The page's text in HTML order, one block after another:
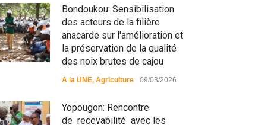
La divagation des
UNE,Environment 09/03/2026
RFI Forme ses journalistes et
partenaires.
A la UNE,
Bondoukou: Sensibilisation
des acteurs de la filière
anacarde sur l'amélioration et
la préservation de la qualité
des noix brutes de cajou
A la UNE, Agriculture 09/03/2026
Yopougon: Rencontre
de recevabilité avec les